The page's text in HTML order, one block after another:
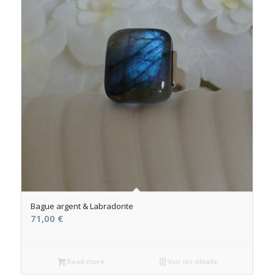
Bague argent & Labradorite
71,00 €
Read more Voir les détails